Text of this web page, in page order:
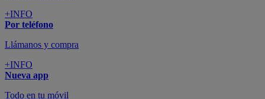
+INFO
Por teléfono
Llámanos y compra
+INFO
Nueva app
Todo en tu móvil